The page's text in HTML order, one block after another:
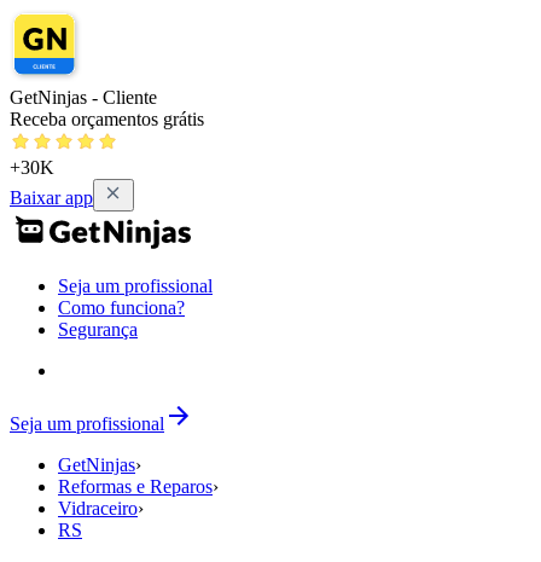
GetNinjas - Cliente
Receba orçamentos grátis
+30K
Baixar app
Seja um profissional
Como funciona?
Segurança
Seja um profissional
GetNinjas›
Reformas e Reparos›
Vidraceiro›
RS